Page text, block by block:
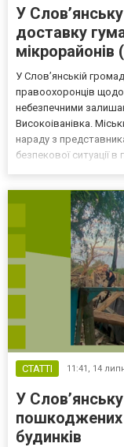
У
доставку
У Слов’янській
правоохоронців щодо
небезпечними
Високоіванівка.
нараду з
безпекової ситуації
зазнають атак
СТАТТІ 11:41, 14
У
пошкоджених
будинків